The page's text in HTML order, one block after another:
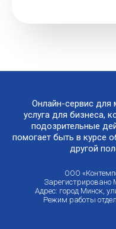
Онлайн-сервис для
услуга для бизнеса,
подозрительные
помогает быть в курсе
другой
ООО
Зарегистрировано
Адрес: город Минск,
Режим работы